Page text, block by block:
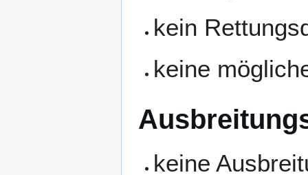
kein
keine
keine